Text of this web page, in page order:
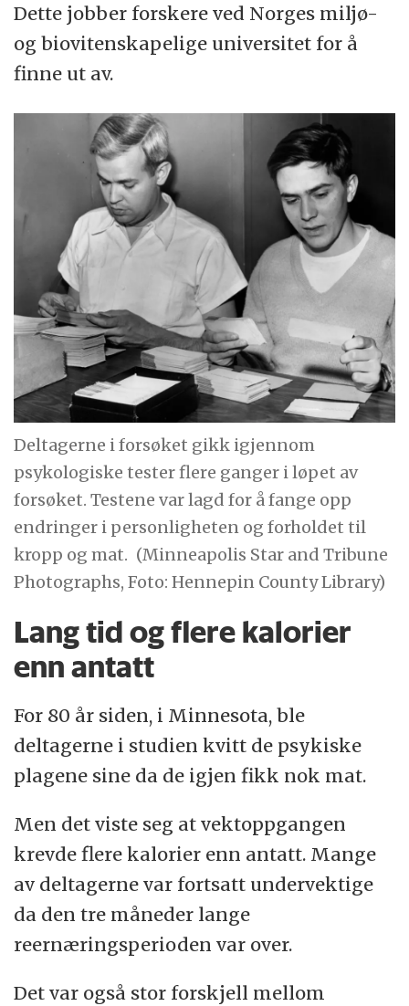
Dette jobber forskere ved Norges miljø-
og biovitenskapelige universitet for å
finne ut av.
Deltagerne i forsøket gikk igjennom
psykologiske tester flere ganger i løpet av
forsøket. Testene var lagd for å fange opp
endringer i personligheten og forholdet til
kropp og mat. (Minneapolis Star and Tribune
Photographs, Foto: Hennepin County Library)
Lang tid og flere kalorier
enn antatt
For 80 år siden, i Minnesota, ble
deltagerne i studien kvitt de psykiske
plagene sine da de igjen fikk nok mat.
Men det viste seg at vektoppgangen
krevde flere kalorier enn antatt. Mange
av deltagerne var fortsatt undervektige
da den tre måneder lange
reernæringsperioden var over.
Det var også stor forskjell mellom